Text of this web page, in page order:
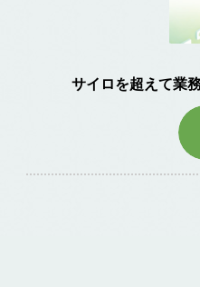
サイロを超えて業